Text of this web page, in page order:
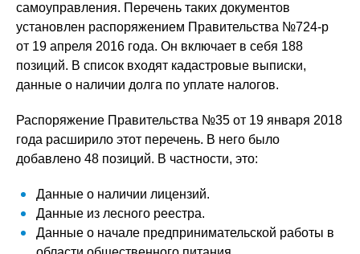
самоуправления. Перечень таких документов
установлен распоряжением Правительства №724-р
от 19 апреля 2016 года. Он включает в себя 188
позиций. В список входят кадастровые выписки,
данные о наличии долга по уплате налогов.
Распоряжение Правительства №35 от 19 января 2018
года расширило этот перечень. В него было
добавлено 48 позиций. В частности, это:
Данные о наличии лицензий.
Данные из лесного реестра.
Данные о начале предпринимательской работы в